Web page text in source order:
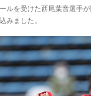
ルを受けた西尾葉音選手
みました。